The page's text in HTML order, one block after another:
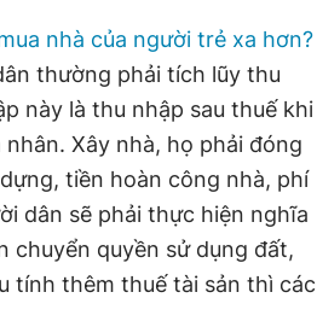
nhà của người trẻ xa hơn?
thường phải tích lũy thu
này là thu nhập sau thuế khi
Xây nhà, họ phải đóng
tiền hoàn công nhà, phí
dân sẽ phải thực hiện nghĩa
chuyển quyền sử dụng đất,
tính thêm thuế tài sản thì các